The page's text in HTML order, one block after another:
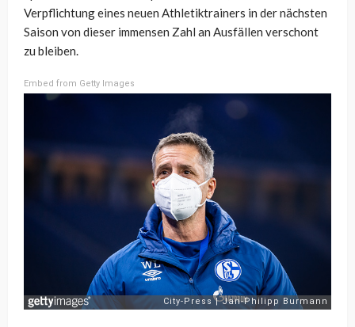
Verpflichtung eines neuen Athletiktrainers in der nächsten
Saison von dieser immensen Zahl an Ausfällen verschont
zu bleiben.
Embed from Getty Images